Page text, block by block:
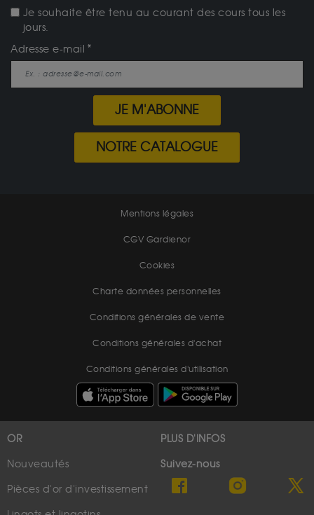
Je souhaite être tenu au courant des cours tous les
jours.
Adresse e-mail
JE M'ABONNE
NOTRE CATALOGUE
Mentions légales
CGV Gardienor
Cookies
Charte données personnelles
Conditions générales de vente
Conditions générales d'achat
Conditions générales d'utilisation
OR
Nouveautés
Pièces d'or d'investissement
PLUS D'INFOS
Suivez-nous